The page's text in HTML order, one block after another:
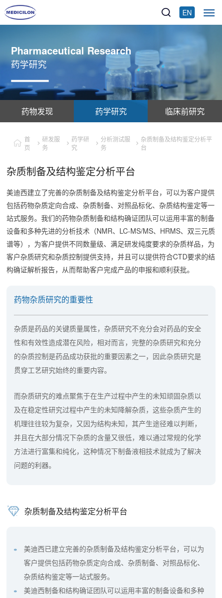
EN
Pharmaceutical Research
药学研究
药物发现 药学研究 临床前研究
首
页
研发服
务
药学研
究
分析测试服
务
杂质制备及结构鉴定分析平
台
杂质制备及结构鉴定分析平台
美迪西建立了完善的杂质制备及结构鉴定分析平台，可以为客户提供
包括药物杂质定向合成、杂质制备、对照品标化、杂质结构鉴定等一
站式服务。我们的药物杂质制备和结构确证团队可以运用丰富的制备
设备和多种先进的分析技术（NMR、LC-MS/MS、HRMS、双三元质
谱等），为客户提供不同数量级、满足研发纯度要求的杂质样品，为
客户杂质研究和杂质控制提供支持，并且可以提供符合CTD要求的结
构确证解析报告，从而帮助客户完成产品的申报和顺利获批。
药物杂质研究的重要性
杂质是药品的关键质量属性，杂质研究不充分会对药品的安全
性和有效性造成潜在风险，相对而言，完整的杂质研究和充分
的杂质控制是药品成功获批的重要因素之一，因此杂质研究是
贯穿工艺研究始终的重要内容。
而杂质研究的难点聚焦于在生产过程中产生的未知顽固杂质以
及在稳定性研究过程中产生的未知降解杂质，这些杂质产生的
机理往往较为复杂，又因为结构未知，其产生途径难以判断，
并且在大部分情况下杂质的含量又很低，难以通过常规的化学
方法进行富集和纯化，这种情况下制备液相技术就成为了解决
问题的利器。
杂质制备及结构鉴定分析平台
美迪西已建立完善的杂质制备及结构鉴定分析平台，可以为
客户提供包括药物杂质定向合成、杂质制备、对照品标化、
杂质结构鉴定等一站式服务。
美迪西制备和结构确证团队可以运用丰富的制备设备和多种